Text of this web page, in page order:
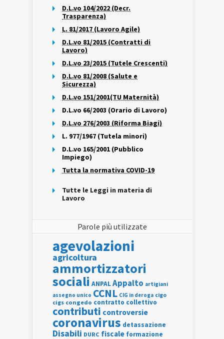
D.L.vo 104/2022 (Decr.
Trasparenza)
L. 81/2017 (Lavoro Agile)
D.L.vo 81/2015 (Contratti di
Lavoro)
D.L.vo 23/2015 (Tutele Crescenti)
D.L.vo 81/2008 (Salute e
Sicurezza)
D.L.vo 151/2001(TU Maternità)
D.L.vo 66/2003 (Orario di Lavoro)
D.L.vo 276/2003 (Riforma Biagi)
L. 977/1967 (Tutela minori)
D.L.vo 165/2001 (Pubblico
Impiego)
Tutta la normativa COVID-19
Tutte le Leggi in materia di
Lavoro
Parole più utilizzate
agevolazioni
agricoltura
ammortizzatori
sociali ANPALAppalto artigiani
assegno unico CCNL CIG in deroga cigo
cigs congedo contratto collettivo
contributi controversie
coronavirus detassazione
Disabili DURC fiscale formazione